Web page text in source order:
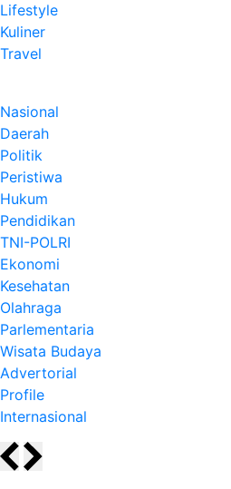
Lifestyle
Kuliner
Travel
Nasional
Daerah
Politik
Peristiwa
Hukum
Pendidikan
TNI-POLRI
Ekonomi
Kesehatan
Olahraga
Parlementaria
Wisata Budaya
Advertorial
Profile
Internasional